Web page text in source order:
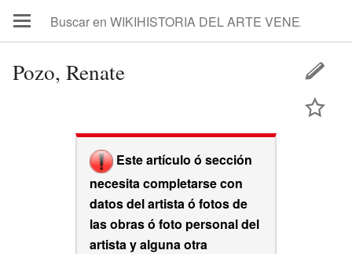
Pozo, Renate
Este artículo ó sección
necesita completarse con
datos del artista ó fotos de
las obras ó foto personal del
artista y alguna otra